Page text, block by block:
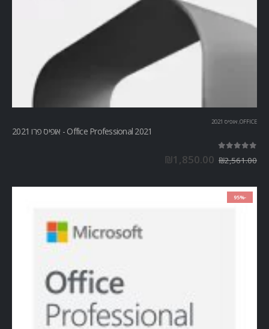
OFFICE
, אופיס 2021
Office Professional 2021 - אופיס פרו 2021
₪2,561.00
₪1,850.00
-95%